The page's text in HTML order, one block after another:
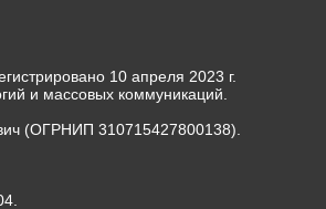
10 апреля 2023 г.
и массовых коммуникаций.
(ОГРНИП 310715427800138).